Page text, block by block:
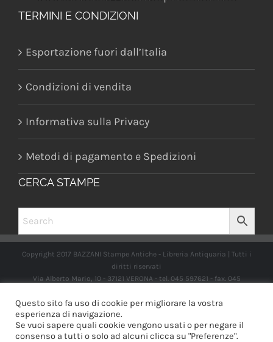
TERMINI E CONDIZIONI
Esportazione fuori dall’Italia
Condizioni di vendita
Informativa sulla Privacy
Metodi di pagamento e Spedizioni
CERCA STAMPE
Copyright 2017 BAZZANI Stampe Antiche - Libreria Antiquaria | Tutti i
diritti riservati
Via Alberto Mario, 10 - 37121 VERONA - tel. 045 597621 - fax. 045
IT03989970235
Questo sito fa uso di cookie per migliorare la vostra
esperienza di navigazione.
Se vuoi sapere quali cookie vengono usati o per negare il
consenso a tutti o solo ad alcuni clicca su "Preferenze".